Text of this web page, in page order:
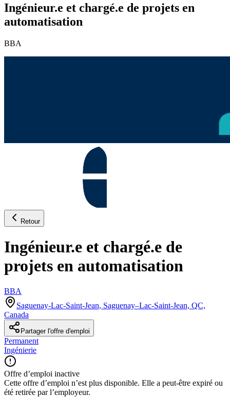
Ingénieur.e et chargé.e de projets en
automatisation
BBA
Retour
Ingénieur.e et chargé.e de
projets en automatisation
BBA
Saguenay-Lac-Saint-Jean, Saguenay–Lac-Saint-Jean, QC,
Canada
Partager l'offre d'emploi
Permanent
Ingénierie
Offre d’emploi inactive
Cette offre d’emploi n’est plus disponible. Elle a peut-être expiré ou
été retirée par l’employeur.